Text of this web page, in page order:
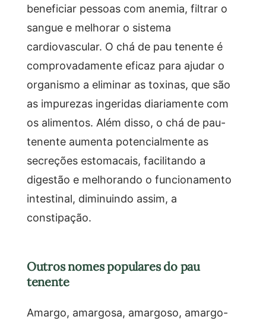
beneficiar pessoas com anemia, filtrar o
sangue e melhorar o sistema
cardiovascular. O chá de pau tenente é
comprovadamente eficaz para ajudar o
organismo a eliminar as toxinas, que são
as impurezas ingeridas diariamente com
os alimentos. Além disso, o chá de pau-
tenente aumenta potencialmente as
secreções estomacais, facilitando a
digestão e melhorando o funcionamento
intestinal, diminuindo assim, a
constipação.
Outros nomes populares do pau
tenente
Amargo, amargosa, amargoso, amargo-